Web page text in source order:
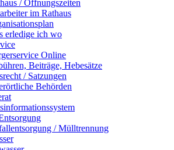
/ Öffnungszeiten
im Rathaus
erledige ich wo
Online
Beiträge, Hebesätze
/ Satzungen
Behörden
/ Mülltrennung